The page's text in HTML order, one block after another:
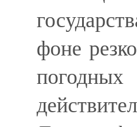
фоне